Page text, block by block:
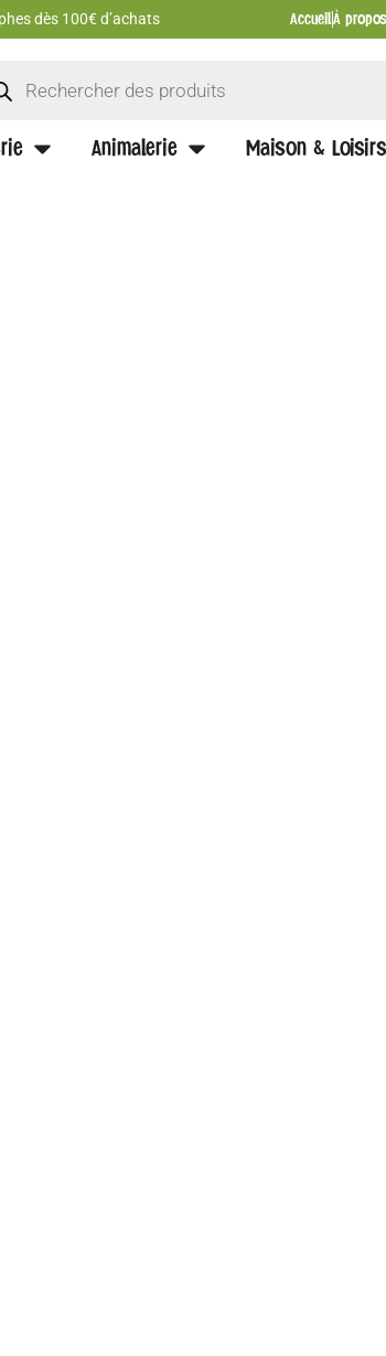
dès 100€ d’achats AccueilÀ propos
Animalerie Maison & Loisirs